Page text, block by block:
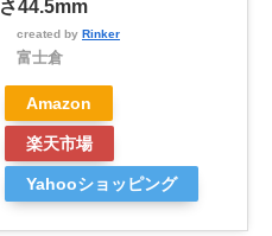
さ44.5mm
created by Rinker
富士倉
Amazon
楽天市場
Yahooショッピング